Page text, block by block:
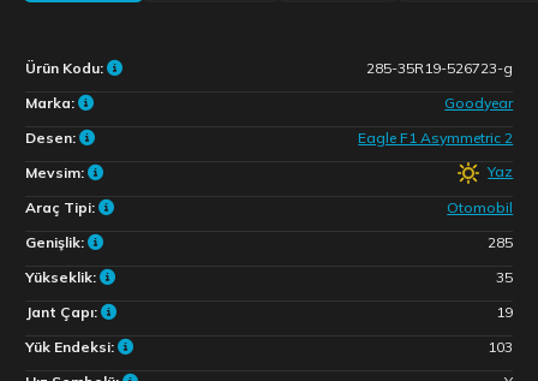
Ürün Kodu:
285-35R19-526723-g
Marka:
Goodyear
Desen:
Eagle F1 Asymmetric 2
Mevsim:
Yaz
Araç Tipi:
Otomobil
Genişlik:
285
Yükseklik:
35
Jant Çapı:
19
Yük Endeksi:
103